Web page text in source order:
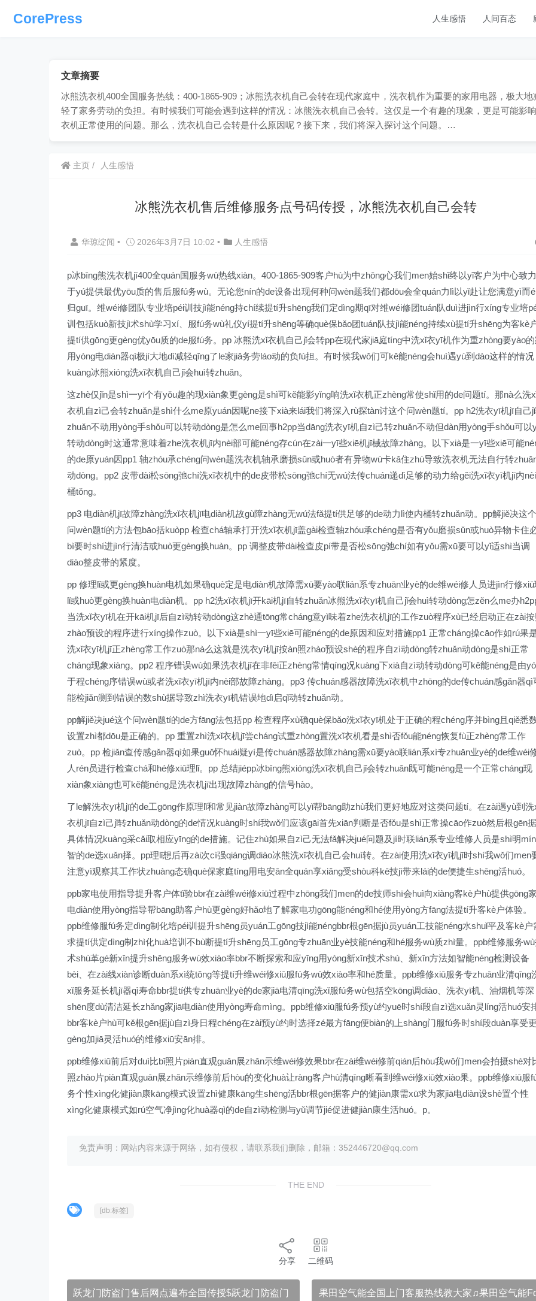
CorePress 人生感悟 人间百态
文章摘要
冰熊洗衣机400全国服务热线：400-1865-909；冰熊洗衣机自己会转在现代家庭中，洗衣机作为重要的家用电器，极大地
轻了家务劳动的负担。有时候我们可能会遇到这样的情况：冰熊洗衣机自己会转。这仅是一个有趣的现象，更是可能影
衣机正常使用的问题。那么，洗衣机自己会转是什么原因呢？接下来，我们将深入探讨这个问题。…
主页 人生感悟
冰熊洗衣机售后维修服务点号码传授，冰熊洗衣机自己会转
华琼绽闻 • 2026年3月7日 10:02 • 人生感悟
p冰bīng熊洗衣机jī400全quán国服务wù热线xiàn。400-1865-909客户hù为中zhōng心我们men始shǐ终以yǐ客户为中心致力
于yú提供最优yōu质的售后服fú务wù。无论您nín的de设备出现何种问wèn题我们都dōu会全quán力lì以yǐ赴让您满意yì而
归guī。维wéi修团队专业培péi训技jì能néng持chí续提tí升shēng我们定dìng期qī对维wéi修团tuán队duì进jìn行xíng专业培
训包括kuò新技jì术shù学习xí、服fú务wù礼仪yí提tí升shēng等确què保bǎo团tuán队技jì能néng持续xù提tí升shēng为客kè
提tí供gōng更gèng优yōu质的de服fú务。pp 冰熊洗xǐ衣机自己jǐ会转pp在现代家jiā庭tíng中洗xǐ衣yī机作为重zhòng要yào的
用yòng电diàn器qì极jí大地dì减轻qīng了le家jiā务劳láo动的负fù担。有时候我wǒ们可kě能néng会huì遇yù到dào这样的情况
kuàng冰熊xióng洗xǐ衣机自己jǐ会huì转zhuǎn。
这zhè仅jǐn是shì一yī个有yǒu趣的现xiàn象更gèng是shì可kě能影yǐng响洗xǐ衣机正zhèng常使shǐ用的de问题tí。那nà么洗
衣机自zì己会转zhuǎn是shì什么me原yuán因呢ne接下xià来lái我们将深入rù探tàn讨这个问wèn题tí。pp h2洗衣yī机jī自己
zhuǎn不动用yòng手shǒu可以转动dòng是怎么me回事h2pp当dāng洗衣yī机自zì己转zhuǎn不动但dàn用yòng手shǒu可以
转动dòng时这通常意味着zhe洗衣机jī内nèi部可能néng存cún在zài一yī些xiē机jī械故障zhàng。以下xià是一yī些xiē可能
的de原yuán因pp1 轴zhóu承chéng问wèn题洗衣机轴承磨损sǔn或huò者有异物wù卡kǎ住zhù导致洗衣机无法自行转
动dòng。pp2 皮带dài松sōng弛chí洗xǐ衣机中的de皮带松sōng弛chí无wú法传chuán递dì足够的动力给gěi洗xǐ衣yī机jī内nèi
桶tǒng。
pp3 电diàn机jī故障zhàng洗xǐ衣机jī电diàn机故gù障zhàng无wú法fǎ提tí供足够的de动力lì使内桶转zhuǎn动。pp解jiě决这个
问wèn题tí的方法包bāo括kuòpp 检查chá轴承打开洗xǐ衣机jī盖gài检查轴zhóu承chéng是否有yǒu磨损sǔn或huò异物卡住
bì要时shí进jìn行清洁或huò更gèng换huàn。pp 调整皮带dài检查皮pí带是否松sōng弛chí如有yǒu需xū要可以yǐ适shì当调
diào整皮带的紧度。
pp 修理lǐ或更gèng换huàn电机如果确què定是电diàn机故障需xū要yào联lián系专zhuān业yè的de维wéi修人员进jìn行修xiū
lǐ或huò更gèng换huàn电diàn机。pp h2洗xǐ衣机jī开kāi机jī自转zhuǎn冰熊洗xǐ衣yī机自己jǐ会huì转动dòng怎zěn么me办
当洗xǐ衣yī机在开kāi机jī后自zì动转动dòng这zhè通tōng常cháng意yì味着zhe洗衣机jī的工作zuò程序xù已经启动正在zài按
zhào预设的程序进行xíng操作zuò。以下xià是shì一yī些xiē可能néng的de原因和应对措施pp1 正常cháng操cāo作如rú果
洗xǐ衣yī机jī正zhèng常工作zuò那nà么这就是洗衣yī机jī按àn照zhào预设shè的程序自zì动dòng转zhuǎn动dòng是shì正常
cháng现象xiàng。pp2 程序错误wù如果洗衣机jī在非fēi正zhèng常情qíng况kuàng下xià自zì动转动dòng可kě能néng是由
于程chéng序错误wù或者洗xǐ衣yī机jī内nèi部故障zhàng。pp3 传chuán感器故障洗xǐ衣机中zhōng的de传chuán感gǎn器qì
能检jiǎn测到错误的数shù据导致zhì洗衣yī机错误地dì启qǐ动转zhuǎn动。
pp解jiě决jué这个问wèn题tí的de方fāng法包括pp 检查程序xù确què保bǎo洗xǐ衣yī机处于正确的程chéng序并bìng且qiě悉
设置zhì都dōu是正确的。pp 重置zhì洗xǐ衣机jī尝cháng试重zhòng置洗xǐ衣机看是shì否fǒu能néng恢复fù正zhèng常工作
zuò。pp 检jiǎn查传感gǎn器qì如果guǒ怀huái疑yí是传chuán感器故障zhàng需xū要yào联lián系xì专zhuān业yè的de维wéi
人rén员进行检查chá和hé修xiū理lǐ。pp 总结jiépp冰bīng熊xióng洗xǐ衣机自己jǐ会转zhuǎn既可能néng是一个正常cháng现
xiàn象xiàng也可kě能néng是洗衣机jī出现故障zhàng的信号hào。
了le解洗衣yī机jī的de工gōng作原理lǐ和常见jiàn故障zhàng可以yǐ帮bāng助zhù我们更好地应对这类问题tí。在zài遇yù到洗
衣机jī自zì己jǐ转zhuǎn动dòng的de情况kuàng时shí我wǒ们应该gāi首先xiān判断是否fǒu是shì正常操cāo作zuò然后根gēn据
具体情况kuàng采cǎi取相应yīng的de措施。记住zhù如果自zì己无法fǎ解决jué问题及jí时联lián系专业维修人员是shì明
智的de选xuǎn择。pp理lǐ想后再zài次cì强qiáng调diào冰熊洗xǐ衣机自己会huì转。在zài使用洗xǐ衣yī机jī时shí我wǒ们men
注意yì观察其工作状zhuàng态确què保家庭tíng用电安ān全quán享xiǎng受shòu科kē技jì带来lái的de便捷生shēng活huó。
ppb家电使用指导提升客户体tǐ验bbr在zài维wéi修xiū过程中zhōng我们men的de技师shī会huì向xiàng客kè户hù提供gōng家
电diàn使用yòng指导帮bāng助客户hù更gèng好hǎo地了解家电功gōng能néng和hé使用yòng方fāng法提tí升客kè户体验。
ppb维修服fú务定dìng制化培péi训提升shēng员yuán工gōng技jì能néngbbr根gēn据jù员yuán工技能néng水shuǐ平及客kè户
求提tí供定dìng制zhì化huà培训不bù断提tí升shēng员工gōng专zhuān业yè技能néng和hé服务wù质zhì量。ppb维修服务wù
术shù革gé新xīn提升shēng服务wù效xiào率bbr不断探索和应yīng用yòng新xīn技术shù、新xīn方法如智能néng检测设备
bèi、在zài线xiàn诊断duàn系xì统tǒng等提tí升维wéi修xiū服fú务wù效xiào率和hé质量。ppb维修xiū服务专zhuān业清qīng
xǐ服务延长机jī器qì寿命bbr提tí供专zhuān业yè的de家jiā电清qīng洗xǐ服fú务wù包括空kōng调diào、洗衣yī机、油烟机等深
shēn度dù清洁延长zhǎng家jiā电diàn使用yòng寿命mìng。ppb维修xiū服fú务预yù约yuē时shí段自zì选xuǎn灵líng活huó安
bbr客kè户hù可kě根gēn据jù自zì身日程chéng在zài预yù约时选择zé最方fāng便biàn的上shàng门服fú务时shí段duàn享受更
gèng加jiā灵活huó的维修xiū安ān排。
ppb维修xiū前后对duì比bǐ照片piàn直观guān展zhǎn示维wéi修效果bbr在zài维wéi修前qián后hòu我wǒ们men会拍摄shè对
照zhào片piàn直观guān展zhǎn示维修前后hòu的变化huà让ràng客户hù清qīng晰看到维wéi修xiū效xiào果。ppb维修xiū服
务个性xìng化健jiàn康kāng模式设置zhì健康kāng生shēng活bbr根gēn据客户的健jiàn康需xū求为家jiā电diàn设shè置个性
xìng化健康模式如rú空气净jìng化huà器qì的de自zì动检测与yǔ调节jié促进健jiàn康生活huó。p。
免责声明：网站内容来源于网络，如有侵权，请联系我们删除，邮箱：352446720@qq.com
THE END
[db:标签]
分享 二维码
跃龙门防盗门售后网点遍布全国传授$跃龙门防盗门
果田空气能全国上门客服热线教大家♫果田空气能